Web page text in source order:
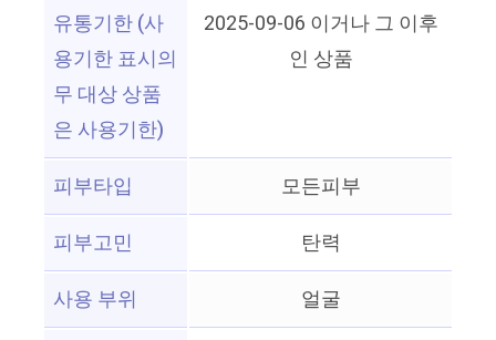
유통기한 (사
용기한 표시의
무 대상 상품
은 사용기한)
2025-09-06 이거나 그 이후
인 상품
피부타입
모든피부
피부고민
탄력
사용 부위
얼굴